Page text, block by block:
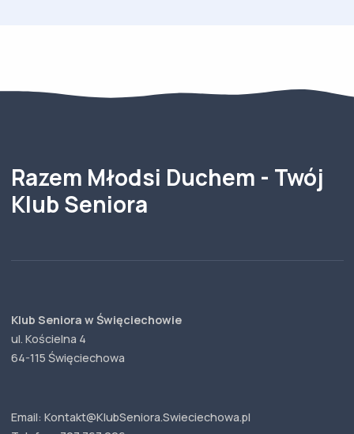
Razem Młodsi Duchem - Twój
Klub Seniora
Klub Seniora w Święciechowie
ul. Kościelna 4
64-115 Święciechowa
Email: Kontakt@KlubSeniora.Swieciechowa.pl